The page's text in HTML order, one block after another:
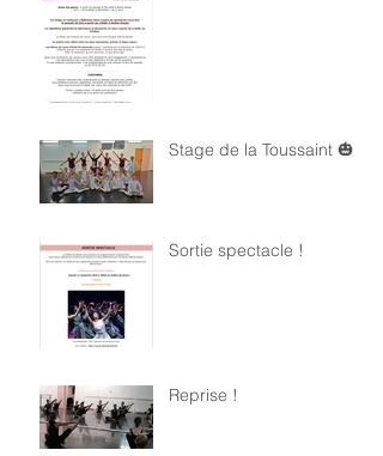
Stage de la Toussaint 🎃
Sortie spectacle !
Reprise !